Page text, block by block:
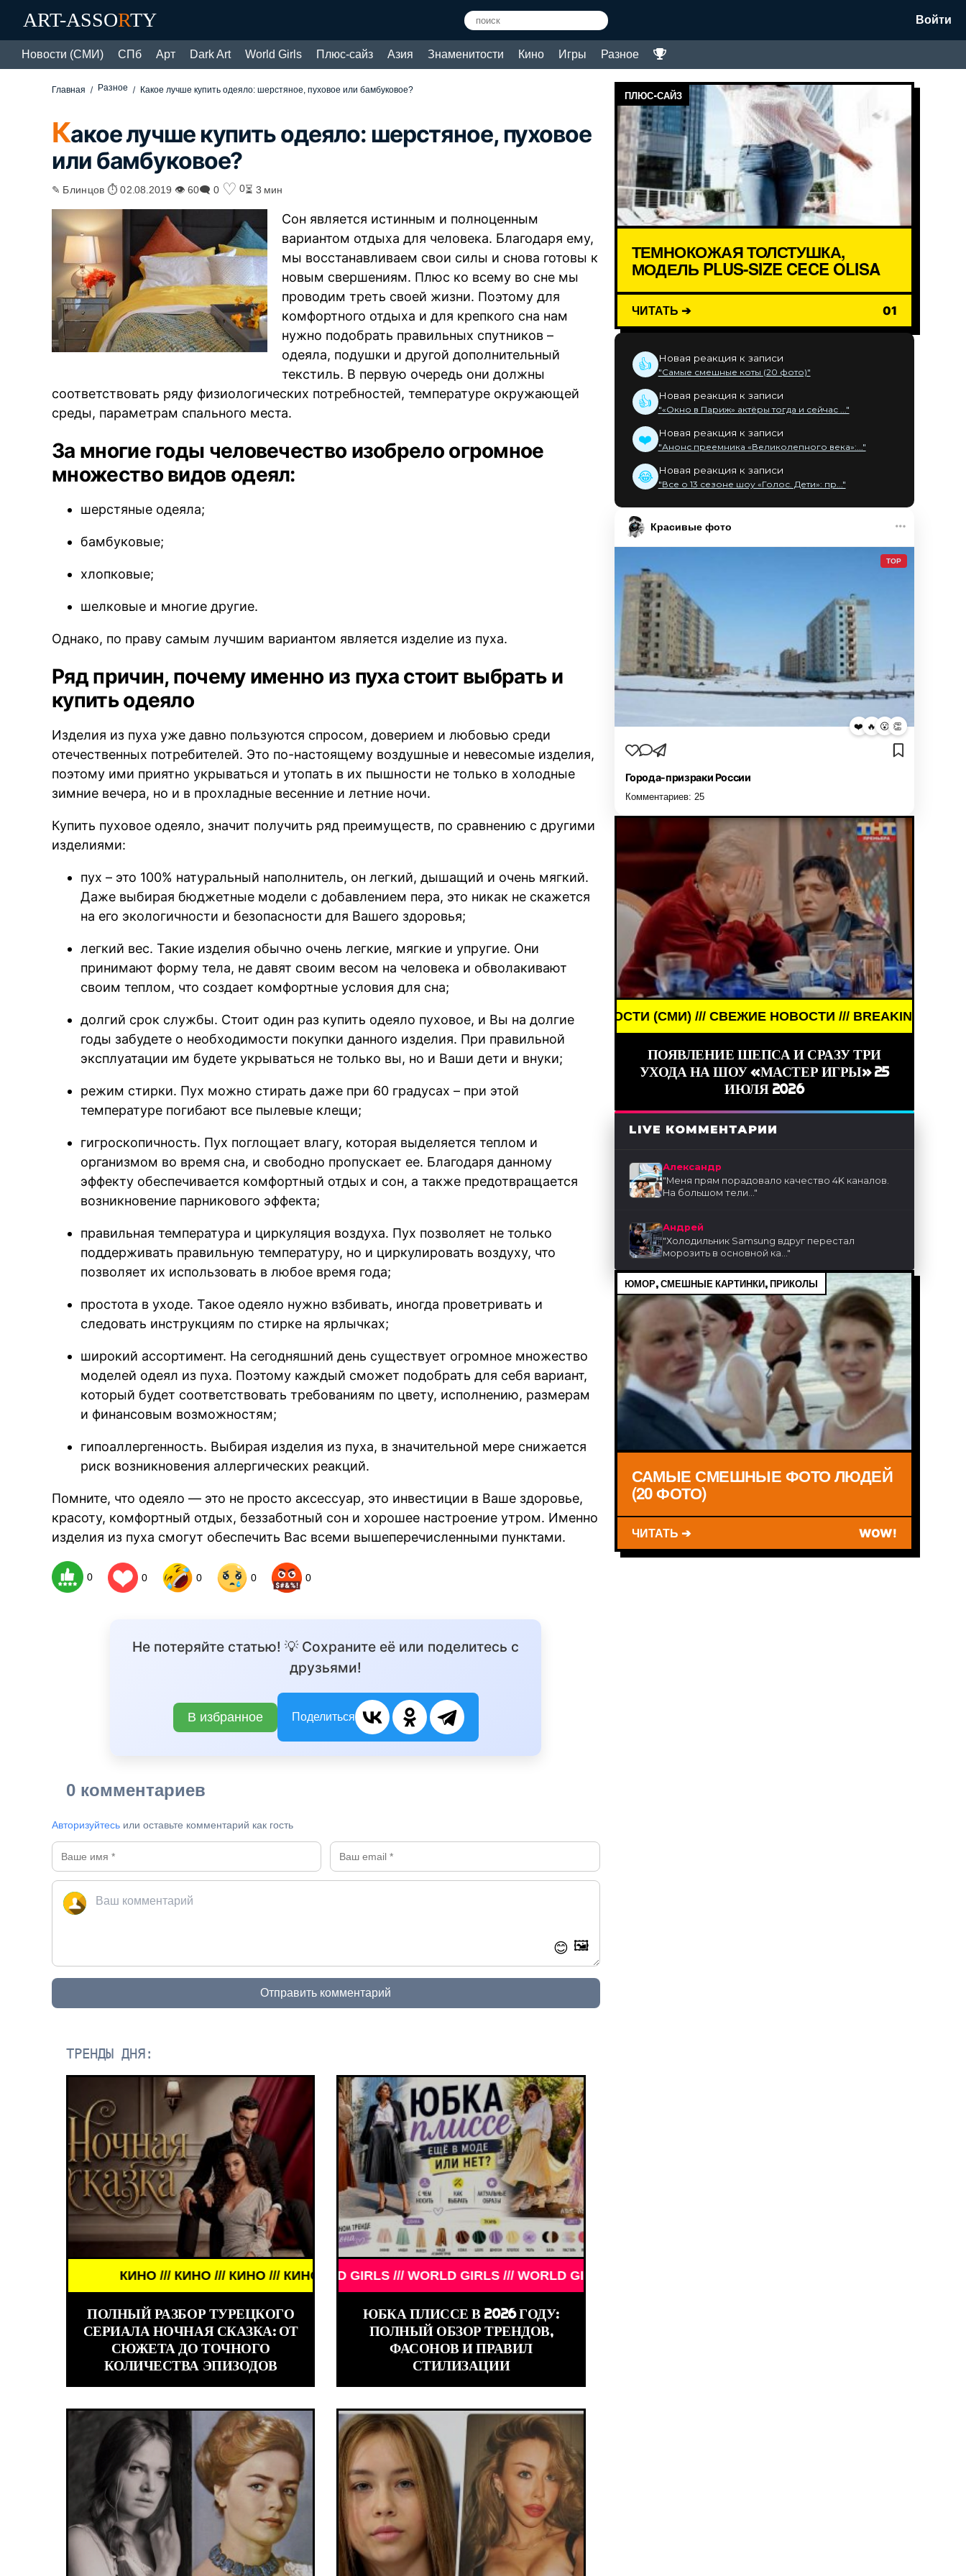
ART-ASSORTY Войти
Новости (СМИ) СПб Арт Dark Art World Girls Плюс-сайз Азия Знаменитости Кино Игры Разное
Главная Разное Какое лучше купить одеяло: шерстяное, пуховое или бамбуковое?
Какое лучше купить одеяло: шерстяное, пуховое
или бамбуковое?
✎ Блинцов ⏱ 02.08.2019 👁 60🗨 0 ♡ 0⏳ 3 мин
Сон является истинным и полноценным
вариантом отдыха для человека. Благодаря ему,
мы восстанавливаем свои силы и снова готовы к
новым свершениям. Плюс ко всему во сне мы
проводим треть своей жизни. Поэтому для
комфортного отдыха и для крепкого сна нам
нужно подобрать правильных спутников –
одеяла, подушки и другой дополнительный
текстиль. В первую очередь они должны
соответствовать ряду физиологических потребностей, температуре окружающей
среды, параметрам спального места.
За многие годы человечество изобрело огромное
множество видов одеял:
шерстяные одеяла;
бамбуковые;
хлопковые;
шелковые и многие другие.
Однако, по праву самым лучшим вариантом является изделие из пуха.
Ряд причин, почему именно из пуха стоит выбрать и
купить одеяло
Изделия из пуха уже давно пользуются спросом, доверием и любовью среди
отечественных потребителей. Это по-настоящему воздушные и невесомые изделия,
поэтому ими приятно укрываться и утопать в их пышности не только в холодные
зимние вечера, но и в прохладные весенние и летние ночи.
Купить пуховое одеяло, значит получить ряд преимуществ, по сравнению с другими
изделиями:
пух – это 100% натуральный наполнитель, он легкий, дышащий и очень мягкий.
Даже выбирая бюджетные модели с добавлением пера, это никак не скажется
на его экологичности и безопасности для Вашего здоровья;
легкий вес. Такие изделия обычно очень легкие, мягкие и упругие. Они
принимают форму тела, не давят своим весом на человека и обволакивают
своим теплом, что создает комфортные условия для сна;
долгий срок службы. Стоит один раз купить одеяло пуховое, и Вы на долгие
годы забудете о необходимости покупки данного изделия. При правильной
эксплуатации им будете укрываться не только вы, но и Ваши дети и внуки;
режим стирки. Пух можно стирать даже при 60 градусах – при этой
температуре погибают все пылевые клещи;
гигроскопичность. Пух поглощает влагу, которая выделяется теплом и
организмом во время сна, и свободно пропускает ее. Благодаря данному
эффекту обеспечивается комфортный отдых и сон, а также предотвращается
возникновение парникового эффекта;
правильная температура и циркуляция воздуха. Пух позволяет не только
поддерживать правильную температуру, но и циркулировать воздуху, что
позволяет их использовать в любое время года;
простота в уходе. Такое одеяло нужно взбивать, иногда проветривать и
следовать инструкциям по стирке на ярлычках;
широкий ассортимент. На сегодняшний день существует огромное множество
моделей одеял из пуха. Поэтому каждый сможет подобрать для себя вариант,
который будет соответствовать требованиям по цвету, исполнению, размерам
и финансовым возможностям;
гипоаллергенность. Выбирая изделия из пуха, в значительной мере снижается
риск возникновения аллергических реакций.
Помните, что одеяло — это не просто аксессуар, это инвестиции в Ваше здоровье,
красоту, комфортный отдых, беззаботный сон и хорошее настроение утром. Именно
изделия из пуха смогут обеспечить Вас всеми вышеперечисленными пунктами.
0 0 0 0 0
Не потеряйте статью! 💡 Сохраните её или поделитесь с
друзьями!
В избранное Поделиться
0 комментариев
Авторизуйтесь или оставьте комментарий как гость
😊 🖼️
Отправить комментарий
ТРЕНДЫ ДНЯ:
КИНО /// КИНО /// КИНО /// КИНО ///
ПОЛНЫЙ РАЗБОР ТУРЕЦКОГО
СЕРИАЛА НОЧНАЯ СКАЗКА: ОТ
СЮЖЕТА ДО ТОЧНОГО
КОЛИЧЕСТВА ЭПИЗОДОВ
WORLD GIRLS /// WORLD GIRLS /// WORLD GIRLS /// WORLD GIRLS ///
ЮБКА ПЛИССЕ В 2026 ГОДУ:
ПОЛНЫЙ ОБЗОР ТРЕНДОВ,
ФАСОНОВ И ПРАВИЛ
СТИЛИЗАЦИИ
ПЛЮС-САЙЗ
ТЕМНОКОЖАЯ ТОЛСТУШКА,
МОДЕЛЬ PLUS-SIZE CECE OLISA
ЧИТАТЬ ➔ 01
👍 Новая реакция к записи
"Самые смешные коты (20 фото)"
👍 Новая реакция к записи
"«Окно в Париж» актёры тогда и сейчас ..."
❤️ Новая реакция к записи
"Анонс преемника «Великолепного века»:..."
😂 Новая реакция к записи
"Все о 13 сезоне шоу «Голос. Дети»: пр..."
Красивые фото
TOP
❤️ 🔥 😮 👏
Города-призраки России
Комментариев: 25
BREAKING NEWS /// НОВОСТИ (СМИ) /// СВЕЖИЕ НОВОСТИ /// BREAKING NEWS ///
ПОЯВЛЕНИЕ ШЕПСА И СРАЗУ ТРИ
УХОДА НА ШОУ «МАСТЕР ИГРЫ» 25
ИЮЛЯ 2026
LIVE КОММЕНТАРИИ
Александр
"Меня прям порадовало качество 4K каналов.
На большом тели..."
Андрей
"Холодильник Samsung вдруг перестал
морозить в основной ка..."
ЮМОР, СМЕШНЫЕ КАРТИНКИ, ПРИКОЛЫ
САМЫЕ СМЕШНЫЕ ФОТО ЛЮДЕЙ
(20 ФОТО)
ЧИТАТЬ ➔ WOW!